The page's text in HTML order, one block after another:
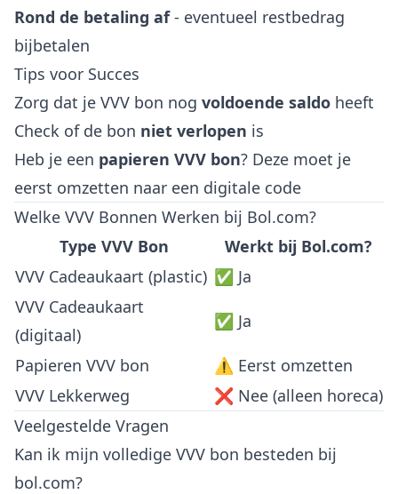
Rond de betaling af- eventueel restbedrag
bijbetalen
Tips voor Succes
Zorg dat je VVV bon nog voldoende saldo heeft
Check of de bon niet verlopen is
Heb je een papieren VVV bon? Deze moet je
eerst omzetten naar een digitale code
Welke VVV Bonnen Werken bij Bol.com?
Type VVV Bon
Werkt bij Bol.com?
VVV Cadeaukaart (plastic) ✅ Ja
VVV Cadeaukaart
(digitaal)
✅ Ja
Papieren VVV bon
⚠️ Eerst omzetten
VVV Lekkerweg
❌ Nee (alleen horeca)
Veelgestelde Vragen
Kan ik mijn volledige VVV bon besteden bij
bol.com?